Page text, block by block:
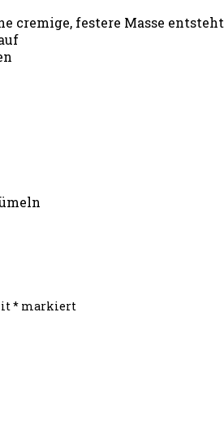
cremige, festere Masse entsteht
* markiert